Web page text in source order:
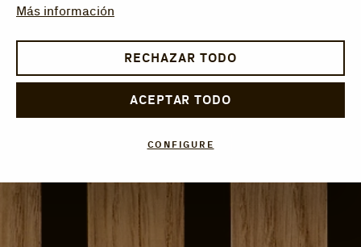
Más información
RECHAZAR TODO
ACEPTAR TODO
CONFIGURE